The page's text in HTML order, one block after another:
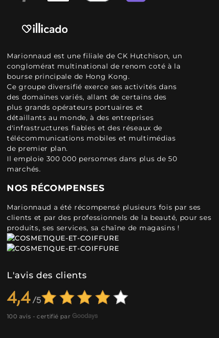
Marionnaud est une filiale de CK Hutchison, un
conglomérat multinational de renom coté à la
bourse principale de Hong Kong.
Ce groupe diversifié exerce ses activités dans
des domaines variés, allant de certains des
plus grands opérateurs portuaires et
détaillants au monde, à des entreprises
d'infrastructures fiables et des réseaux de
télécommunications mobiles et multimédias
de premier plan.
Il emploie 300 000 personnes dans plus de 50
marchés.
NOS RÉCOMPENSES
Marionnaud a été récompensé plusieurs fois par ses
clients et par des professionnels de la beauté, pour ses
produits, ses services, sa chaîne de magasins !
L'avis des clients
4,4
100 avis - certifié par